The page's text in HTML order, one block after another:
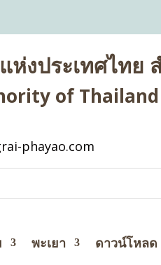
ห่งประเทศไทย
of Thailand
phayao.com
พะเยา ดาวน์โหลด